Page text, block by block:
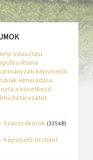
Választási
Roma
képviselők
elmaradása
a következő
határozatot.
Szavazókörök (335 kB)
Képviselő-testület